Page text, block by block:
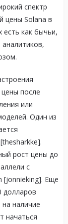
спектр
цены Solana в
есть как бычьи,
после
или
Один из
рост цены до
с
[jonnieking]. Еще
долларов
наличие
начаться